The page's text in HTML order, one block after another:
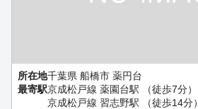
所在地千葉県 船橋市 薬円台
最寄駅京成松戸線 薬園台駅 （徒歩7分）
京成松戸線 習志野駅 （徒歩14分）